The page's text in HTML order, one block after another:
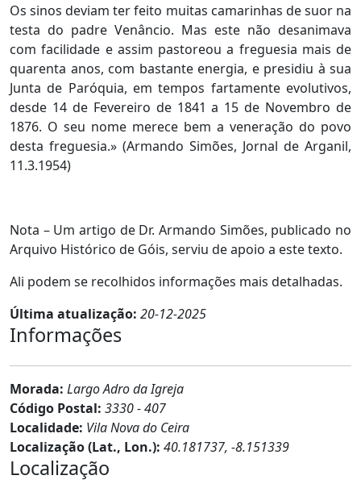
Os sinos deviam ter feito muitas camarinhas de suor na
testa do padre Venâncio. Mas este não desanimava
com facilidade e assim pastoreou a freguesia mais de
quarenta anos, com bastante energia, e presidiu à sua
Junta de Paróquia, em tempos fartamente evolutivos,
desde 14 de Fevereiro de 1841 a 15 de Novembro de
1876. O seu nome merece bem a veneração do povo
desta freguesia.» (Armando Simões, Jornal de Arganil,
11.3.1954)
Nota – Um artigo de Dr. Armando Simões, publicado no
Arquivo Histórico de Góis, serviu de apoio a este texto.
Ali podem se recolhidos informações mais detalhadas.
Última atualização: 20-12-2025
Informações
Morada: Largo Adro da Igreja
Código Postal: 3330 - 407
Localidade: Vila Nova do Ceira
Localização (Lat., Lon.): 40.181737, -8.151339
Localização